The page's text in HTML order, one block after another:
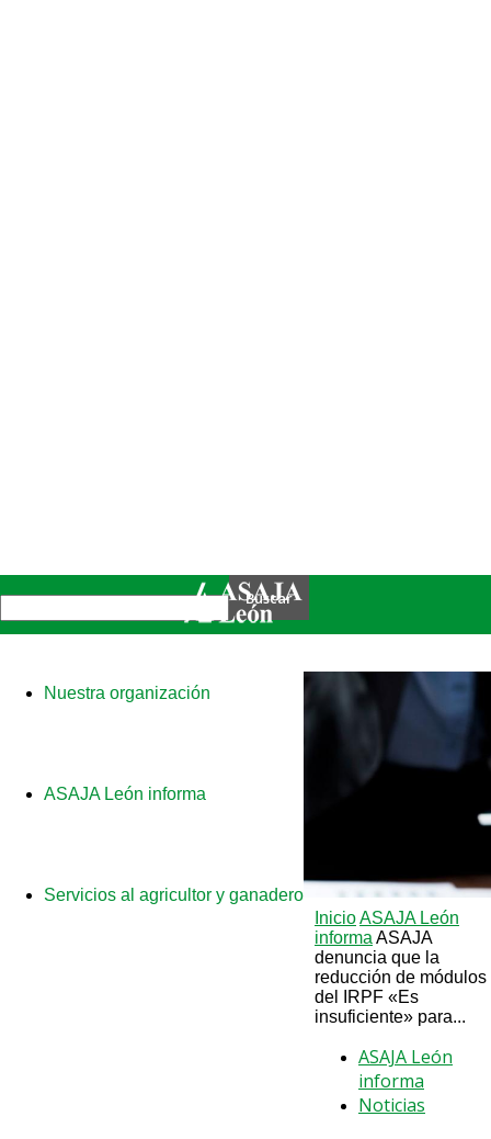
Nuestra organización
ASAJA León informa
Servicios al agricultor y ganadero
InicioASAJA León
informa ASAJA
denuncia que la
reducción de módulos
del IRPF «Es
insuficiente» para...
ASAJA León
informa
Noticias